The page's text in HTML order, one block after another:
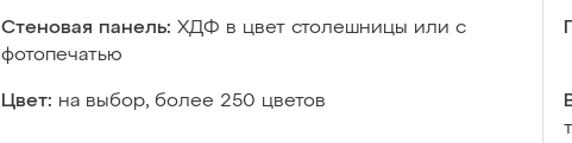
Стеновая панель: ХДФ в цвет столешницы или с
фотопечатью
Цвет: на выбор, более 250 цветов